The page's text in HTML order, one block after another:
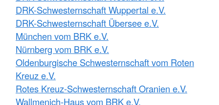
DRK-Schwesternschaft Wuppertal e.V.
DRK-Schwesternschaft Übersee e.V.
München vom BRK e.V.
Nürnberg vom BRK e.V.
Oldenburgische Schwesternschaft vom Roten
Kreuz e.V.
Rotes Kreuz-Schwesternschaft Oranien e.V.
Wallmenich-Haus vom BRK e.V.